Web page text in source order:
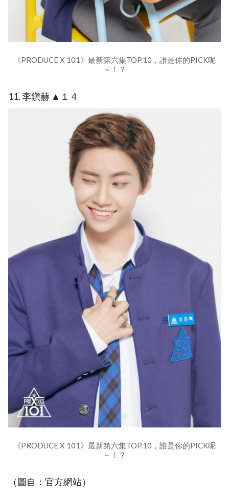
《PRODUCE X 101》最新第六集TOP.10，誰是你的PICK呢
～！？
11. 李鎭赫 ▲１４
《PRODUCE X 101》最新第六集TOP.10，誰是你的PICK呢
～！？
（圖自：官方網站）